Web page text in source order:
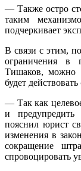
— Также остро
таким
подчеркивает
В связи с этим,
ограничения в
Тишаков, можно
будет действовать
— Так как
и
пояснил юрист
изменения в
сокращение
спровоцировать